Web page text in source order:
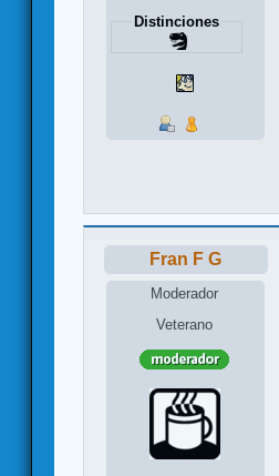
Distinciones
Fran F G
Moderador
Veterano